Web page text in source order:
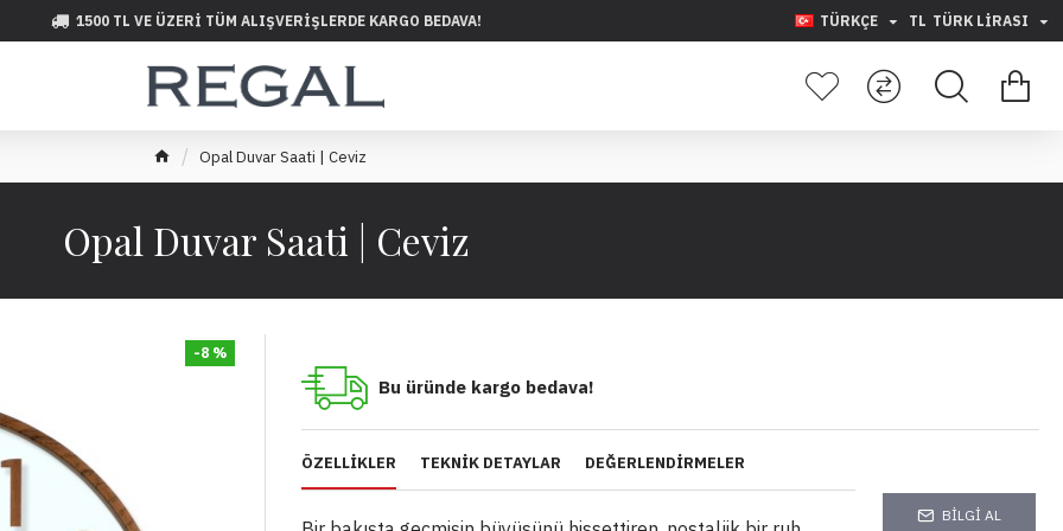
1500 TL VE ÜZERI TÜM ALIŞVERIŞLERDE KARGO BEDAVA! TÜRKÇE TL TÜRK LIRASI
Opal Duvar Saati | Ceviz
Opal Duvar Saati | Ceviz
-8 %
ÖZELLIKLER TEKNIK DETAYLAR DEĞERLENDIRMELER
BILGI AL
Bu üründe kargo bedava!